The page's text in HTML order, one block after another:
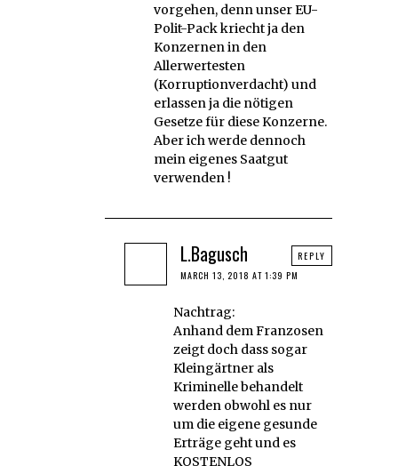
vorgehen, denn unser EU-
Polit-Pack kriecht ja den
Konzernen in den
Allerwertesten
(Korruptionverdacht) und
erlassen ja die nötigen
Gesetze für diese Konzerne.
Aber ich werde dennoch
mein eigenes Saatgut
verwenden !
L.Bagusch
MARCH 13, 2018 AT 1:39 PM
Nachtrag:
Anhand dem Franzosen
zeigt doch dass sogar
Kleingärtner als
Kriminelle behandelt
werden obwohl es nur
um die eigene gesunde
Erträge geht und es
KOSTENLOS
REPLY